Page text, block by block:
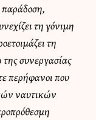
τη γόνιμη
τη
συνεργασίας
περήφανοι που
ναυτικών